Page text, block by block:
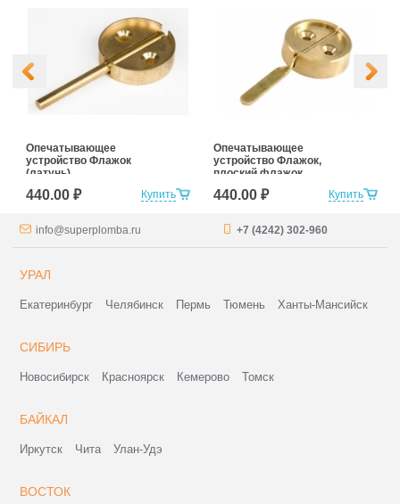
Купить
Опечатывающее
устройство Флажок
(латунь)
440.00 ₽ Купить
Опечатывающее
устройство Флажок,
плоский флажок
440.00 ₽
info@superplomba.ru +7 (4242) 302-960
УРАЛ
Екатеринбург Челябинск Пермь Тюмень Ханты-Мансийск
СИБИРЬ
Новосибирск Красноярск Кемерово Томск
БАЙКАЛ
Иркутск Чита Улан-Удэ
ВОСТОК